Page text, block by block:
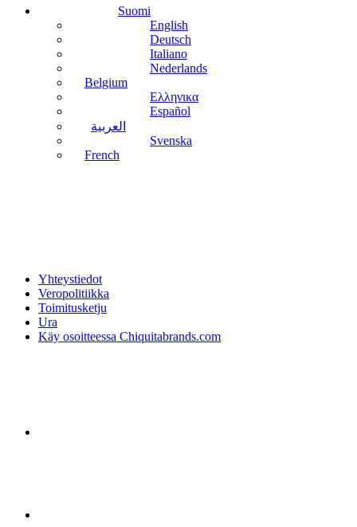
Suomi
English
Deutsch
Italiano
Nederlands
Belgium
Ελληνικα
Español
العربية
Svenska
French
Yhteystiedot
Veropolitiikka
Toimitusketju
Ura
Käy osoitteessa Chiquitabrands.com